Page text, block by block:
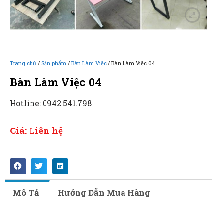
Trang chủ / Sản phẩm / Bàn Làm Việc / Bàn Làm Việc 04
Bàn Làm Việc 04
Hotline: 0942.541.798
Giá: Liên hệ
Mô Tả Hướng Dẫn Mua Hàng